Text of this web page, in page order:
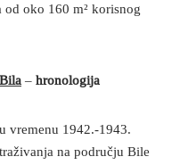
od oko 160 m² korisnog
– hronologija
vremenu 1942.-1943.
na području Bile